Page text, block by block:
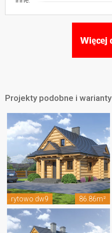
Projekty podobne i warianty
rytowo dw9 86.86m²